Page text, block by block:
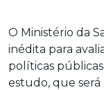
O Ministério da
inédita para
políticas
estudo, que será